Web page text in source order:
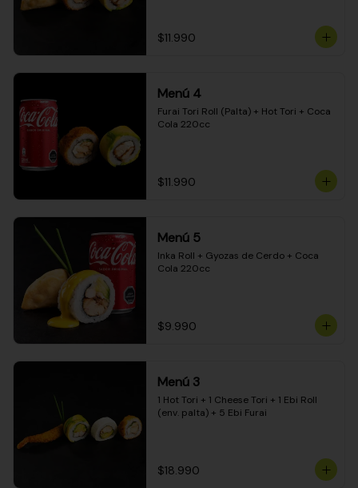
$11.990
Menú 4
Furai Tori Roll (Palta) + Hot Tori + Coca
Cola 220cc
$11.990
Menú 5
Inka Roll + Gyozas de Cerdo + Coca
Cola 220cc
$9.990
Menú 3
1 Hot Tori + 1 Cheese Tori + 1 Ebi Roll
(env. palta) + 5 Ebi Furai
$18.990